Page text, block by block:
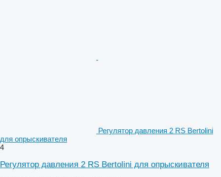
Регулятор давления 2 RS Bertolini
для опрыскивателя
4
Регулятор давления 2 RS Bertolini для опрыскивателя